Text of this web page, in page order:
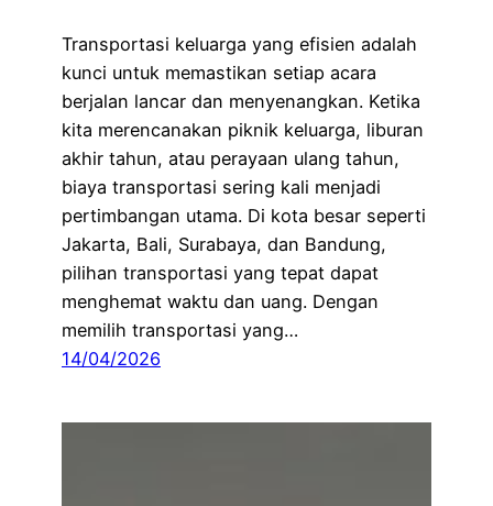
Transportasi keluarga yang efisien adalah
kunci untuk memastikan setiap acara
berjalan lancar dan menyenangkan. Ketika
kita merencanakan piknik keluarga, liburan
akhir tahun, atau perayaan ulang tahun,
biaya transportasi sering kali menjadi
pertimbangan utama. Di kota besar seperti
Jakarta, Bali, Surabaya, dan Bandung,
pilihan transportasi yang tepat dapat
menghemat waktu dan uang. Dengan
memilih transportasi yang…
14/04/2026